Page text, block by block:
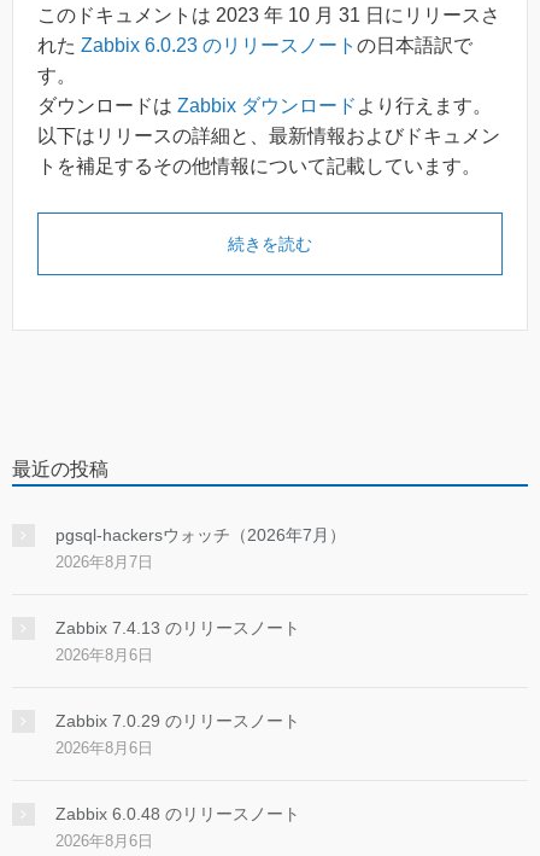
このドキュメントは 2023 年 10 月 31 日にリリースさ
れた Zabbix 6.0.23 のリリースノート の日本語訳で
す。
ダウンロードは Zabbix ダウンロード より行えます。
以下はリリースの詳細と、最新情報およびドキュメン
トを補足するその他情報について記載しています。
続きを読む
最近の投稿
pgsql-hackersウォッチ（2026年7月）
2026年8月7日
Zabbix 7.4.13 のリリースノート
2026年8月6日
Zabbix 7.0.29 のリリースノート
2026年8月6日
Zabbix 6.0.48 のリリースノート
2026年8月6日